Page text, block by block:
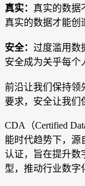
真实： 真实的数据
真实的数据才能创
安全： 过度滥用数
安全成为关乎每个
前沿让我们保持领
要求，安全让我们
CDA（Certified
能时代趋势下，源
认证，旨在提升数
型，推动行业数字